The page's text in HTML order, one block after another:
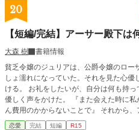
20
【短編/完結】アーサー殿下は
大森 樹
書籍情報
貧乏令嬢のジュリアは、公爵令嬢のロ
しょ濡れになっていた。それを見た心
ける。 お礼をしたいが、自分は何も持
優しく声をかけた。 『また会えた時に
ん費用のかからないことで』 それから
思議なことが起こって……⁉︎ これは偶然
恋愛 完結 短編 R15